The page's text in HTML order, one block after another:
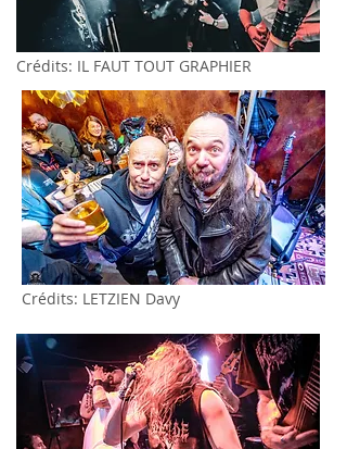
Crédits: IL FAUT TOUT GRAPHIER
Crédits: LETZIEN Davy